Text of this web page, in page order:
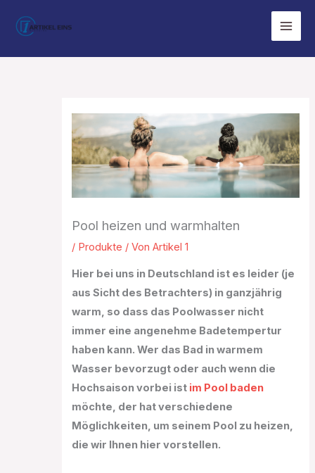
Inhalt
Pool heizen und warmhalten
/ Produkte / VonArtikel 1
Hier bei uns in Deutschland ist es leider (je
aus Sicht des Betrachters) in ganzjährig
warm, so dass das Poolwasser nicht
immer eine angenehme Badetempertur
haben kann. Wer das Bad in warmem
Wasser bevorzugt oder auch wenn die
Hochsaison vorbei ist im Pool baden
möchte, der hat verschiedene
Möglichkeiten, um seinem Pool zu heizen,
die wir Ihnen hier vorstellen.